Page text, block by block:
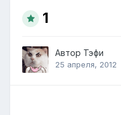
1
Автор Тэфи
25 апреля, 2012